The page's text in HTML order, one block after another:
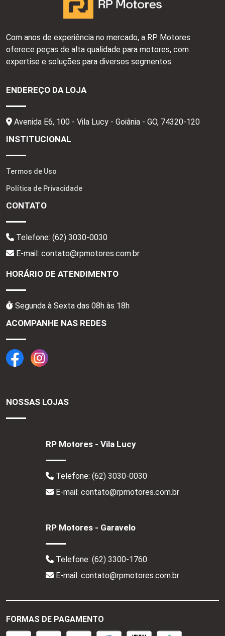
Com anos de experiência no mercado, a RP Motores
oferece peças de alta qualidade para motores, com
expertise e soluções para diversos segmentos.
ENDEREÇO DA LOJA
Avenida E6, 100 - Vila Lucy - Goiânia - GO, 74320-120
INSTITUCIONAL
Termos de Uso
Política de Privacidade
CONTATO
Telefone: (62) 3030-0030
E-mail: contato@rpmotores.com.br
HORÁRIO DE ATENDIMENTO
Segunda à Sexta das 08h às 18h
ACOMPANHE NAS REDES
NOSSAS LOJAS
RP Motores - Vila Lucy
Telefone: (62) 3030-0030
E-mail: contato@rpmotores.com.br
RP Motores - Garavelo
Telefone: (62) 3300-1760
E-mail: contato@rpmotores.com.br
FORMAS DE PAGAMENTO